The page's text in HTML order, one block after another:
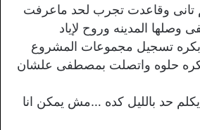
تانى وقاعدت تجرب لحد ماعرفت
وصلها المدينه وروح لإياد
تسجيل مجموعات المشروع
فكره حلوه واتصلت بمصطفى علشان
حد بالليل كده …مش يمكن انا